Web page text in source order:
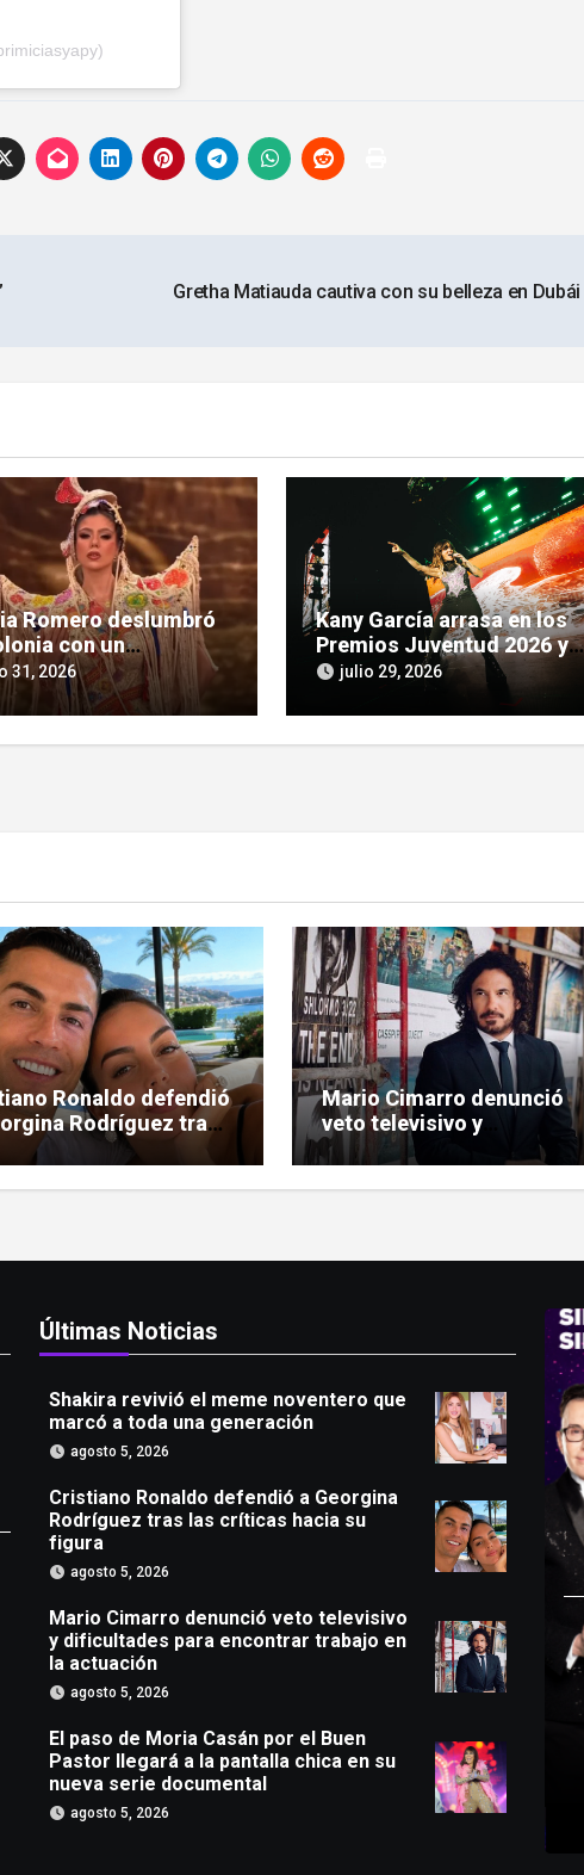
Gretha Matiauda cautiva con su belleza en Dubái
Romero deslumbró
con un
homenaje a la
guaraní
31, 2026
Kany García arrasa en los
Premios Juventud 2026 y
se prepara para cantar en
julio 29, 2026
Ronaldo defendió
Rodríguez tras
hacia su figura
Mario Cimarro denunció
veto televisivo y
dificultades para encontrar
trabajo en la actuación
Últimas Noticias
Shakira revivió el meme noventero que
marcó a toda una generación
agosto 5, 2026
Cristiano Ronaldo defendió a Georgina
Rodríguez tras las críticas hacia su
figura
agosto 5, 2026
Mario Cimarro denunció veto televisivo
y dificultades para encontrar trabajo en
la actuación
agosto 5, 2026
El paso de Moria Casán por el Buen
Pastor llegará a la pantalla chica en su
nueva serie documental
agosto 5, 2026